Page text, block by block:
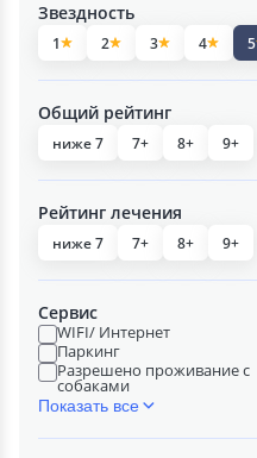
Звездность
1 2 3 4 5
Общий рейтинг
ниже 7 7+ 8+ 9+
Рейтинг лечения
ниже 7 7+ 8+ 9+
Сервис
WIFI/ Интернет
Паркинг
Разрешено проживание с
собаками
Показать все